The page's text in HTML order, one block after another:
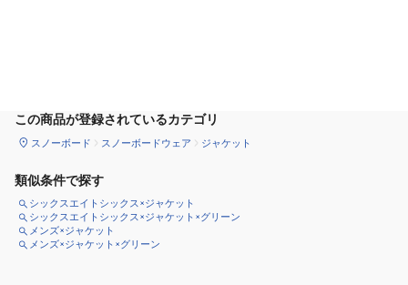
この商品が登録されているカテゴリ
スノーボード スノーボードウェア ジャケット
類似条件で探す
シックスエイトシックス×ジャケット
シックスエイトシックス×ジャケット×グリーン
メンズ×ジャケット
メンズ×ジャケット×グリーン